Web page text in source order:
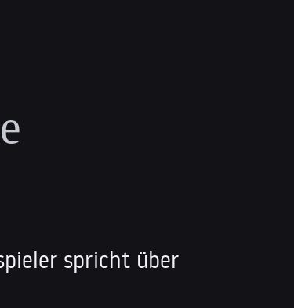
spricht über